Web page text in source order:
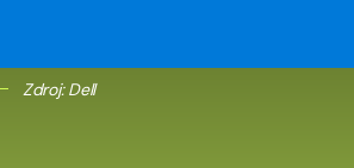
Zdroj: Dell